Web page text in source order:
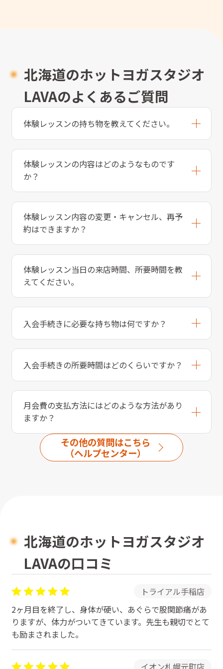
北海道のホットヨガスタジオ
LAVAのよくあるご質問
体験レッスンの持ち物を教えてください。
体験レッスンの内容はどのようなものです
か？
体験レッスン内容の変更・キャンセル、再予
約はできますか？
体験レッスン当日の来店時間、所要時間を教
えてください。
入会手続きに必要な持ち物は何ですか？
入会手続きの所要時間はどのくらいですか？
月会費の支払方法にはどのような方法があり
ますか？
その他の質問はこちら
（ヘルプセンター）
北海道のホットヨガスタジオ
LAVAの口コミ
トライアル手稲店
2ヶ月目を終了し、身体が硬い、あぐらで股関節痛があ
りますが、体力がついてきています。先生も親切でとて
も励まされました。